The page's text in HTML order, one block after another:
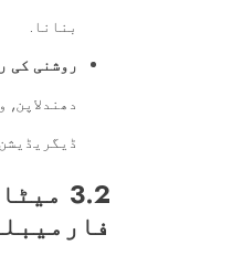
بنانا.
روشنی کی
3.2